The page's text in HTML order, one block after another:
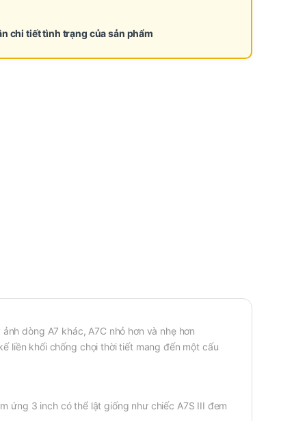
chi tiết tình trạng của sản phẩm
dòng A7 khác, A7C nhỏ hơn và nhẹ hơn
liền khối chống chọi thời tiết mang đến một cấu
ứng 3 inch có thể lật giống như chiếc A7S III đem